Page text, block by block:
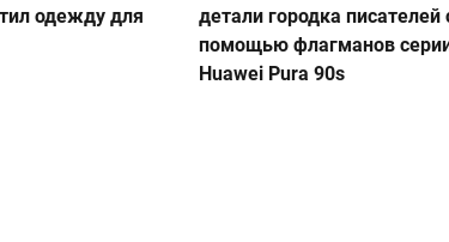
одежду для
детали городка писателей
помощью флагманов
Huawei Pura 90s